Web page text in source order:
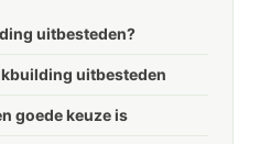
uitbesteden?
uitbesteden
goede keuze is